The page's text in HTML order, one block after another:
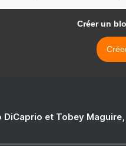
Créer un
DiCaprio et Tobey